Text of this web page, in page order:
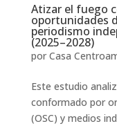
Atizar el fuego
oportunidades
periodismo
(2025–2028)
por Casa
Este estudio
conformado por
(OSC) y medios